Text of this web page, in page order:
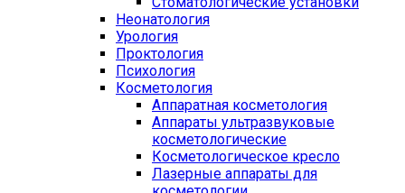
Неонатология
Урология
Проктология
Психология
Косметология
Аппаратная косметология
Аппараты ультразвуковые
косметологические
Косметологическое кресло
Лазерные аппараты для